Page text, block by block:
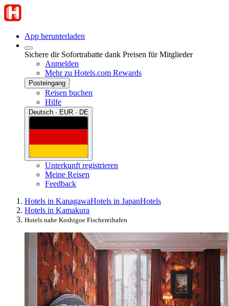
App herunterladen
Sichere dir Sofortrabatte dank Preisen für Mitglieder
Anmelden
Mehr zu Hotels.com Rewards
Posteingang
Reisen buchen
Hilfe
Deutsch · EUR · DE
Unterkunft registrieren
Meine Reisen
Feedback
Hotels in KanagawaHotels in JapanHotels
Hotels in Kamakura
Hotels nahe Koshigoe Fischereihafen